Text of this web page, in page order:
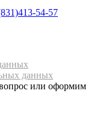
54-57
данных
или оформим